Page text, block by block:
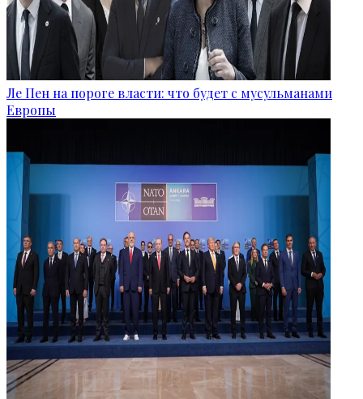
Ле Пен на пороге власти: что будет с мусульманами
Европы